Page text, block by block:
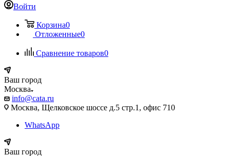
Войти
Корзина0
Отложенные0
Сравнение товаров0
Ваш город
Москва
info@cata.ru
Москва, Щелковское шоссе д.5 стр.1, офис 710
WhatsApp
Ваш город